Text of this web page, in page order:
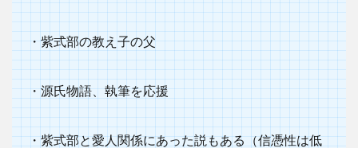
氏は
藤原
道長
がモ
デル
2.2
光る
君へ
・紫式部の教え子の父
・源氏物語、執筆を応援
・紫式部と愛人関係にあった説もある（信憑性は低